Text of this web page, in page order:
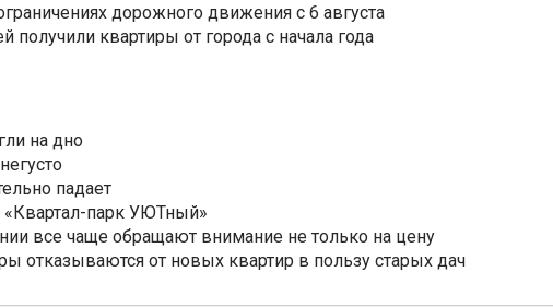
дорожного движения с 6 августа
получили квартиры от города с начала года
на дно
падает
«Квартал-парк УЮТный»
все чаще обращают внимание не только на цену
отказываются от новых квартир в пользу старых дач